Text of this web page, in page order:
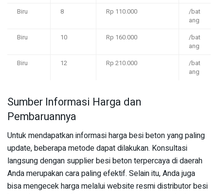
Biru
8 Rp 110.000
/bat
ang
Biru
10 Rp 160.000
/bat
ang
Biru
12 Rp 210.000
/bat
ang
Sumber Informasi Harga dan
Pembaruannya
Untuk mendapatkan informasi harga besi beton yang paling
update, beberapa metode dapat dilakukan. Konsultasi
langsung dengan supplier besi beton terpercaya di daerah
Anda merupakan cara paling efektif. Selain itu, Anda juga
bisa mengecek harga melalui website resmi distributor besi